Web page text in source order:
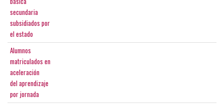
secundaria
subsidiados por
el estado
Alumnos
matriculados en
aceleración
del aprendizaje
por jornada